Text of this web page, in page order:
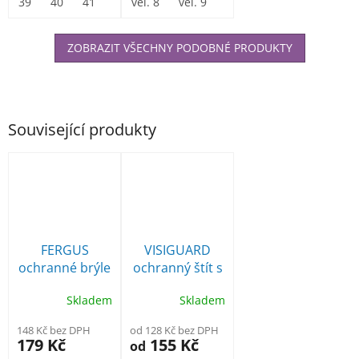
Související produkty
FERGUS
ochranné brýle
Skladem
148 Kč bez DPH
179 Kč
VISIGUARD
ochranný štít s
Skladem
od 128 Kč bez DPH
od 155 Kč
ZOBRAZIT VŠECHNY PODOBNÉ PRODUKTY